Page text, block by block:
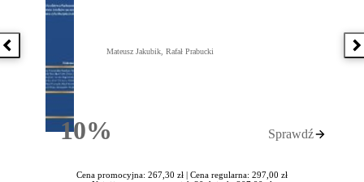
Poprzednia książka
10%Rabatu
Mateusz Jakubik, Rafał Prabucki
Sprawdź
Cena promocyjna: 267,30 zł | Cena regularna: 297,00 zł